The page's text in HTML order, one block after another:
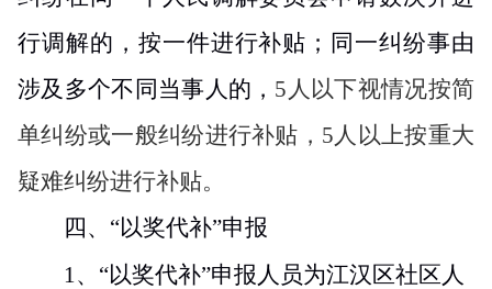
行调解的，按一件进行补贴；同一纠纷事由
涉及多个不同当事人的， 5 人以下视情况按简
单纠纷或一般纠纷进行补贴， 5人以上按重大
疑难纠纷进行补贴。
四、 “以奖代补”申报
1、“以奖代补”申报人员为江汉区社区人